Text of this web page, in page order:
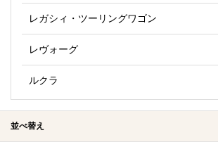
レガシィ・ツーリングワゴン
レヴォーグ
ルクラ
並べ替え